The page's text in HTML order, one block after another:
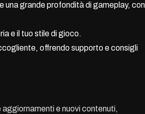
una grande profondità di gameplay, con
e il tuo stile di gioco.
offrendo supporto e consigli
e nuovi contenuti,